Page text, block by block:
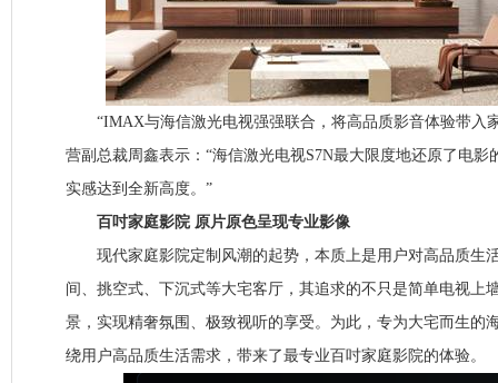
“IMAX与海信激光电视强强联合，将高品质影音体验带入
营副总裁周鑫表示：“海信激光电视S7N最大限度地还原了电影
实感达到全新高度。”
百吋家庭影院 原片原色呈现专业影像
现代家庭影院定制风潮的起势，本质上是用户对高品质生
间、挑空式、下沉式等大宅客厅，其追求的不只是简单电视上
景，实现精奢氛围、极致视听的享受。为此，专为大宅而生的
绕用户高品质生活需求，带来了最专业百吋家庭影院的体验。